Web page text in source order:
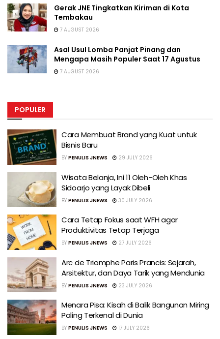
Gerak JNE Tingkatkan Kiriman di Kota
Tembakau
7 AUGUST 2026
Asal Usul Lomba Panjat Pinang dan
Mengapa Masih Populer Saat 17 Agustus
7 AUGUST 2026
POPULER
Cara Membuat Brand yang Kuat untuk
Bisnis Baru
BY PENULIS JNEWS 29 JULY 2026
Wisata Belanja, Ini 11 Oleh-Oleh Khas
Sidoarjo yang Layak Dibeli
BY PENULIS JNEWS 30 JULY 2026
Cara Tetap Fokus saat WFH agar
Produktivitas Tetap Terjaga
BY PENULIS JNEWS 27 JULY 2026
Arc de Triomphe Paris Prancis: Sejarah,
Arsitektur, dan Daya Tarik yang Mendunia
BY PENULIS JNEWS 23 JULY 2026
Menara Pisa: Kisah di Balik Bangunan Miring
Paling Terkenal di Dunia
BY PENULIS JNEWS 17 JULY 2026